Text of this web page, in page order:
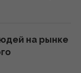
соседей, а
на рынке